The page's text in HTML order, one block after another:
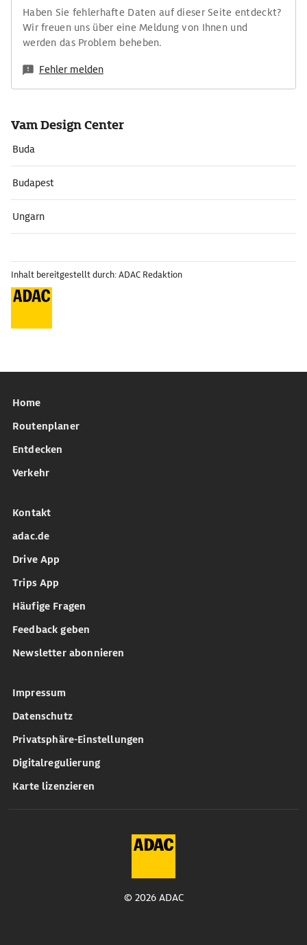
Haben Sie fehlerhafte Daten auf dieser Seite entdeckt?
Wir freuen uns über eine Meldung von Ihnen und
werden das Problem beheben.
Fehler melden
Vam Design Center
Buda
Budapest
Ungarn
Inhalt bereitgestellt durch: ADAC Redaktion
Home
Routenplaner
Entdecken
Verkehr
Kontakt
adac.de
Drive App
Trips App
Häufige Fragen
Feedback geben
Newsletter abonnieren
Impressum
Datenschutz
Privatsphäre-Einstellungen
Digitalregulierung
Karte lizenzieren
© 2026 ADAC